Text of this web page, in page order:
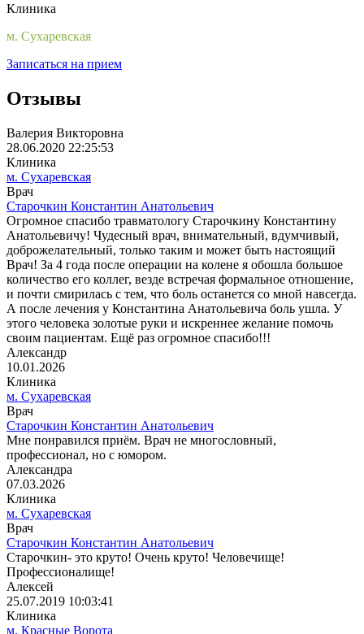
Клиника
м. Сухаревская
Записаться на прием
Отзывы
Валерия Викторовна
28.06.2020 22:25:53
Клиника
м. Сухаревская
Врач
Старочкин Константин Анатольевич
Огромное спасибо травматологу Старочкину Константину
Анатольевичу! Чудесный врач, внимательный, вдумчивый,
доброжелательный, только таким и может быть настоящий
Врач! За 4 года после операции на колене я обошла большое
количество его коллег, везде встречая формальное отношение,
и почти смирилась с тем, что боль останется со мной навсегда.
А после лечения у Константина Анатольевича боль ушла. У
этого человека золотые руки и искреннее желание помочь
своим пациентам. Ещё раз огромное спасибо!!!
Александр
10.01.2026
Клиника
м. Сухаревская
Врач
Старочкин Константин Анатольевич
Мне понравился приём. Врач не многословный,
профессионал, но с юмором.
Александра
07.03.2026
Клиника
м. Сухаревская
Врач
Старочкин Константин Анатольевич
Старочкин- это круто! Очень круто! Человечище!
Профессионалище!
Алексей
25.07.2019 10:03:41
Клиника
м. Красные Ворота